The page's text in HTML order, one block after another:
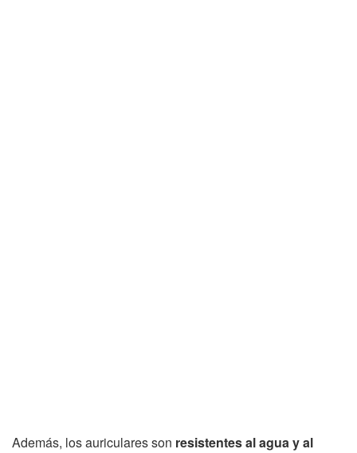
Además, los auriculares son resistentes al agua y al